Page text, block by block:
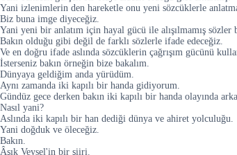
Yani izlenimlerin den hareketle onu yeni sözcüklerle
Biz buna imge diyeceğiz.
Yani yeni bir anlatım için hayal gücü ile alışılmamış sözler
Bakın olduğu gibi değil de farklı sözlerle ifade edeceğiz.
Ve en doğru ifade aslında sözcüklerin çağrışım gücünü
İsterseniz bakın örneğin bize bakalım.
Dünyaya geldiğim anda yürüdüm.
Aynı zamanda iki kapılı bir handa gidiyorum.
Gündüz gece derken bakın iki kapılı bir handa olayında
Nasıl yani?
Aslında iki kapılı bir han dediği dünya ve ahiret yolculuğu.
Yani doğduk ve öleceğiz.
Bakın.
Âşık Veysel'in bir şiiri.